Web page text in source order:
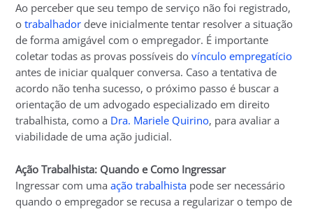
Ao perceber que seu tempo de serviço não foi registrado,
otrabalhador deve inicialmente tentar resolver a situação
de forma amigável com o empregador. É importante
coletar todas as provas possíveis dovínculo empregatício
antes de iniciar qualquer conversa. Caso a tentativa de
acordo não tenha sucesso, o próximo passo é buscar a
orientação de um advogado especializado em direito
trabalhista, como a Dra. Mariele Quirino, para avaliar a
viabilidade de uma ação judicial.
Ação Trabalhista: Quando e Como Ingressar
Ingressar com umaação trabalhista pode ser necessário
quando o empregador se recusa a regularizar o tempo de